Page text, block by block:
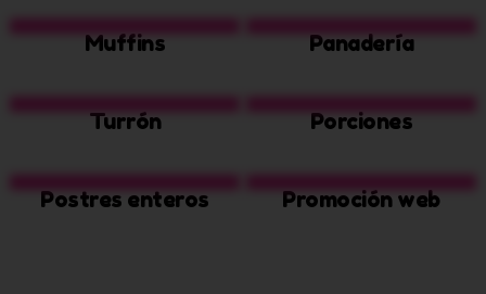
Muffins Panadería
Turrón Porciones
Postres enteros Promoción web